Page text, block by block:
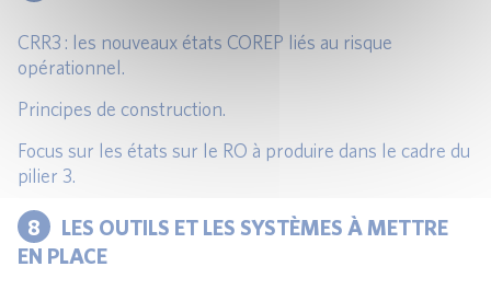
CRR3 : les nouveaux états COREP liés au risque
opérationnel.
Principes de construction.
Focus sur les états sur le RO à produire dans le cadre du
pilier 3.
8
LES OUTILS ET LES SYSTÈMES À METTRE
EN PLACE